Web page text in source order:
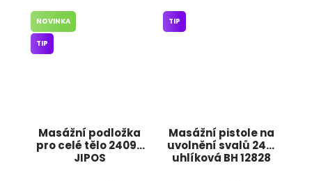
Masážní podložka
pro celé tělo 24090
JIPOS
NOVINKA
TIP
Masážní pistole na
uvolnění svalů 24V,
uhlíková BH 12828
TIP